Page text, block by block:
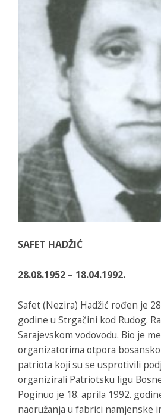
SAFET HADŽIĆ
28.08.1952 – 18.04.1992.
Safet (Nezira) Hadžić rođen je
godine u Strgačini kod Rudog.
Sarajevskom vodovodu. Bio je
organizatorima otpora
patriota koji su se usprotivili
organizirali Patriotsku ligu
Poginuo je 18. aprila 1992.
naoružanja u fabrici namjenske